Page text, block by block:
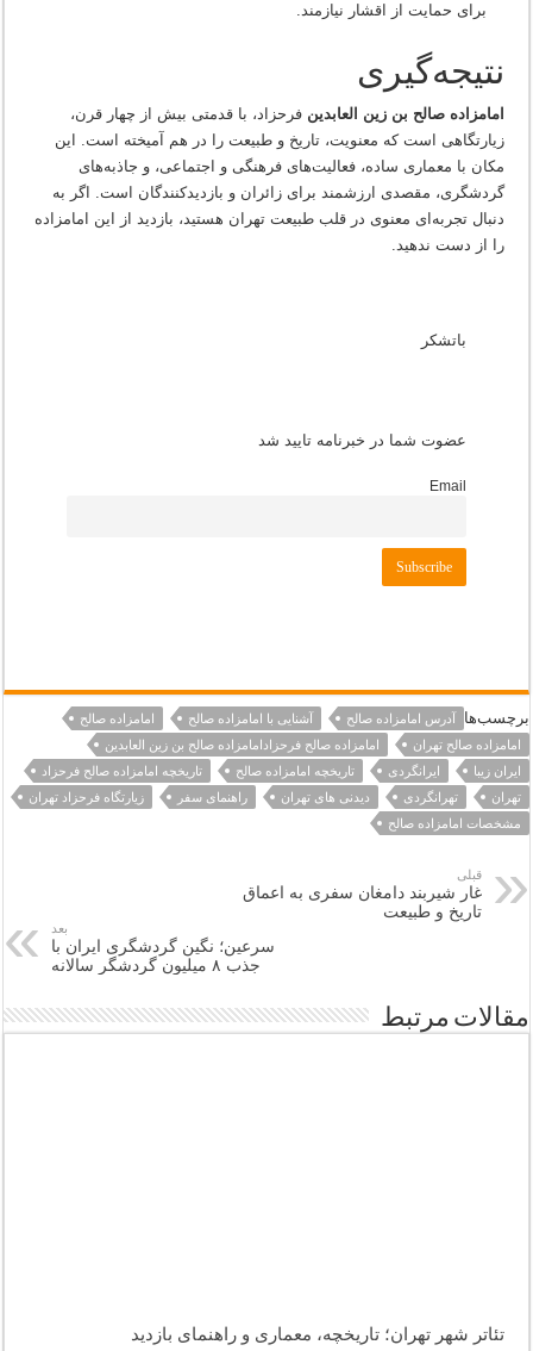
برای حمایت از اقشار نیازمند.
نتیجه‌گیری
امامزاده صالح بن زین العابدین فرحزاد، با قدمتی بیش از چهار قرن،
زیارتگاهی است که معنویت، تاریخ و طبیعت را در هم آمیخته است. این
مکان با معماری ساده، فعالیت‌های فرهنگی و اجتماعی، و جاذبه‌های
گردشگری، مقصدی ارزشمند برای زائران و بازدیدکنندگان است. اگر به
دنبال تجربه‌ای معنوی در قلب طبیعت تهران هستید، بازدید از این امامزاده
را از دست ندهید.
باتشکر
عضوت شما در خبرنامه تایید شد
Email
برچسب‌ها آدرس امامزاده صالح آشنایی با امامزاده صالح
امامزاده صالح
امامزاده صالح تهران
امامزاده صالح فرحزادامامزاده صالح بن زین العابدین
ایران زیبا
ایرانگردی تاریخچه امامزاده صالح
تاریخچه امامزاده صالح فرحزاد
تهران
تهرانگردی دیدنی های تهران راهنمای سفر
زیارتگاه فرحزاد تهران
مشخصات امامزاده صالح
قبلی
غار شیربند دامغان سفری به اعماق
تاریخ و طبیعت
بعد
سرعین؛ نگین گردشگری ایران با
جذب ۸ میلیون گردشگر سالانه
مقالات مرتبط
تئاتر شهر تهران؛ تاریخچه، معماری و راهنمای بازدید